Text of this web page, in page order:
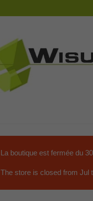
La boutique est fermée du
The store is closed from Jul